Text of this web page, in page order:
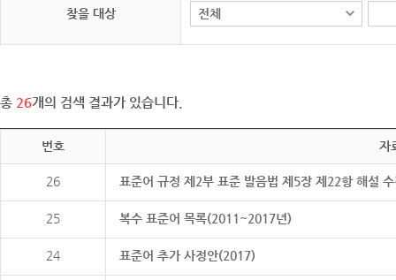
찾을 대상
총 26개의 검색 결과가 있습니다.
번호 자
26 표준어 규정 제2부 표준 발음법 제5장 제22항 해설
25 복수 표준어 목록(2011~2017년)
24 표준어 추가 사정안(2017)